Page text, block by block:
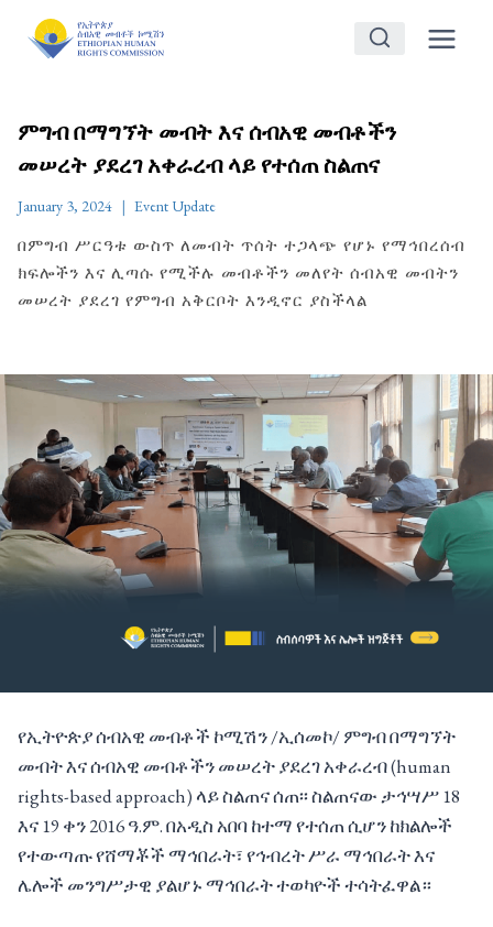
ምግብ በማግኘት መብት እና ሰብአዊ መብቶችን
መሠረት ያደረገ አቀራረብ ላይ የተሰጠ ስልጠና
January 3, 2024 Event Update
በምግብ ሥርዓቱ ውስጥ ለመብት ጥሰት ተጋላጭ የሆኑ የማኅበረሰብ
ክፍሎችን እና ሊጣሱ የሚችሉ መብቶችን መለየት ሰብአዊ መብትን
መሠረት ያደረገ የምግብ አቅርቦት እንዲኖር ያስችላል
የኢትዮጵያ ሰብአዊ መብቶች ኮሚሽን /ኢሰመኮ/ ምግብ በማግኘት
መብት እና ሰብአዊ መብቶችን መሠረት ያደረገ አቀራረብ (human
rights-based approach) ላይ ስልጠና ሰጠ፡፡ ስልጠናው ታኅሣሥ 18
እና 19 ቀን 2016 ዓ.ም. በአዲስ አበባ ከተማ የተሰጠ ሲሆን ከክልሎች
የተውጣጡ የሸማቾች ማኅበራት፣ የኅብረት ሥራ ማኅበራት እና
ሌሎች መንግሥታዊ ያልሆኑ ማኅበራት ተወካዮች ተሳትፈዋል።